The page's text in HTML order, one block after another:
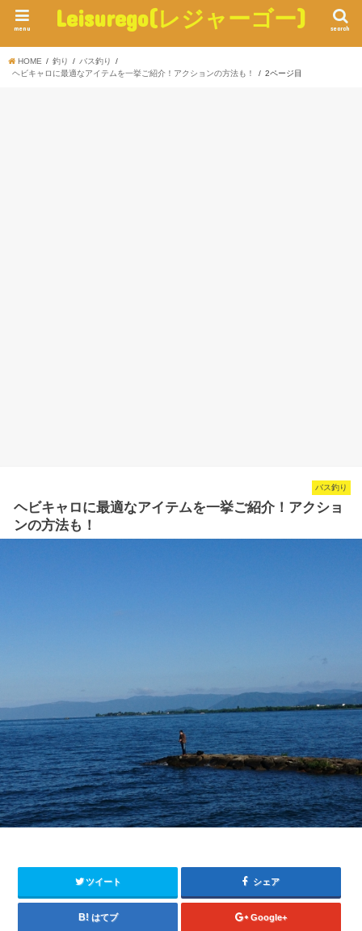
Leisurego(レジャーゴー) search
menu
HOME 釣り
バス釣り
ヘビキャロに最適なアイテムを一挙ご紹介！アクションの方法も！
2ページ目
バス釣り
ヘビキャロに最適なアイテムを一挙ご紹介！アクショ
ンの方法も！
ツイート シェア
はてブ Google+